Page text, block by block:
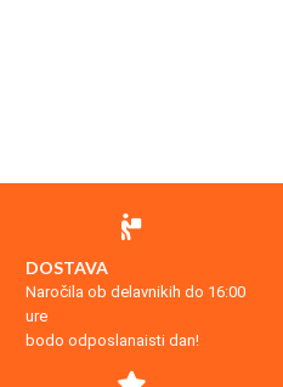
DOSTAVA
Naročila ob delavnikih do 16:00
ure
bodo odposlanaisti dan!